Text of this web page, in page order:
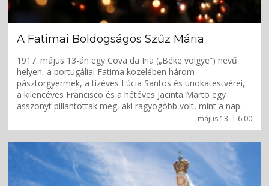
május 13. | 6:00
A Fatimai Boldogságos Szűz Mária
1917. május 13-án egy Cova da Iria („Béke völgye”) nevű
helyen, a portugáliai Fatima közelében három
pásztorgyermek, a tízéves Lúcia Santos és unokatestvérei,
a kilencéves Francisco és a hétéves Jacinta Marto egy
asszonyt pillantottak meg, aki ragyogóbb volt, mint a nap.